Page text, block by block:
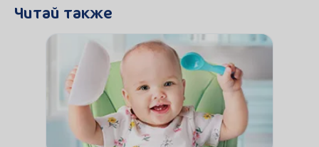
Читай также